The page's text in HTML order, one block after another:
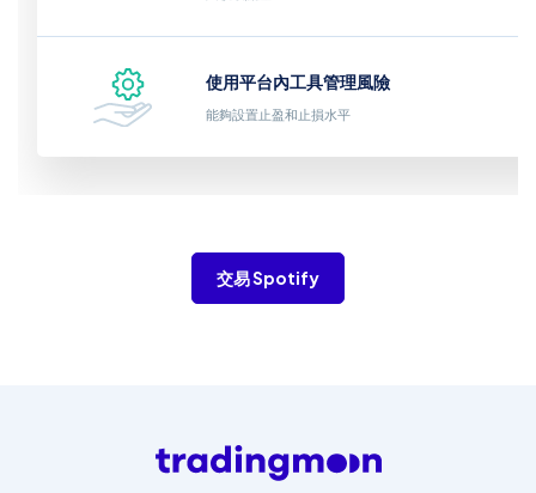
使用平台內工具管理風險
能夠設置止盈和止損水平
交易 Spotify